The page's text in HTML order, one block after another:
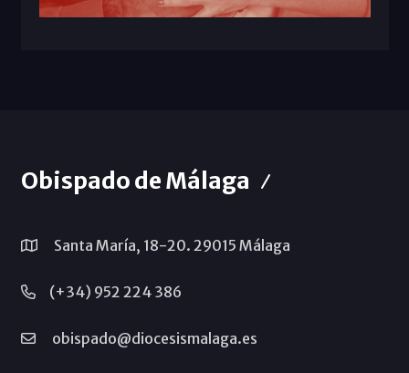
Obispado de Málaga
Santa María, 18-20. 29015 Málaga
(+34) 952 224 386
obispado@diocesismalaga.es